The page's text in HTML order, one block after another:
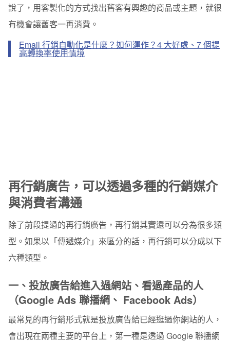
說了，用客製化的方式找出舊客有興趣的商品或主題，就很
有機會讓舊客一再消費。
Email 行銷自動化是什麼？如何運作？4 大好處、7 個提
高轉換率使用情境
再行銷廣告，可以透過多種的行銷媒介
與消費者溝通
除了前段提過的再行銷廣告，再行銷其實還可以分為很多類
型。如果以「傳遞媒介」來區分的話，再行銷可以分成以下
六種類型。
一、投放廣告給進入過網站、看過產品的人
（Google Ads 聯播網、 Facebook Ads）
最常見的再行銷形式就是投放廣告給已經逛過你網站的人，
會出現在兩種主要的平台上，第一種是透過 Google 聯播網